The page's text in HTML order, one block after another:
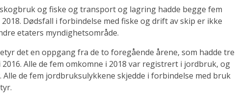
og fiske og transport og lagring hadde begge fem
Dødsfall i forbindelse med fiske og drift av skip er ikke
etaters myndighetsområde.
det en oppgang fra de to foregående årene, som hadde tre
Alle de fem omkomne i 2018 var registrert i jordbruk, og
Alle de fem jordbruksulykkene skjedde i forbindelse med bruk